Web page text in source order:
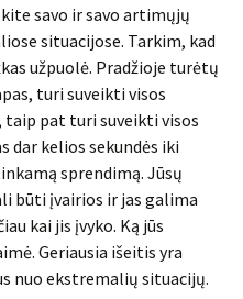
savo ir savo artimųjų
situacijose. Tarkim, kad
užpuolė. Pradžioje turėtų
turi suveikti visos
pat turi suveikti visos
dar kelios sekundės iki
sprendimą. Jūsų
būti įvairios ir jas galima
kai jis įvyko. Ką jūs
Geriausia išeitis yra
nuo ekstremalių situacijų.